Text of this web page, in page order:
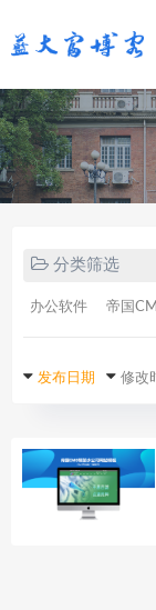
分类筛选
办公软件 帝国
发布日期 修改